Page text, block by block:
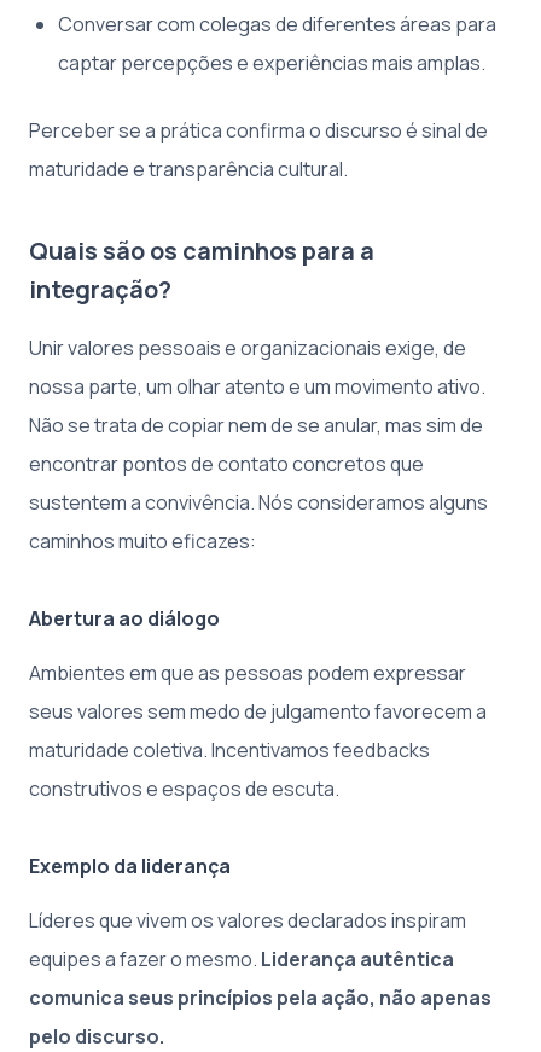
Conversar com colegas de diferentes áreas para
captar percepções e experiências mais amplas.
Perceber se a prática confirma o discurso é sinal de
maturidade e transparência cultural.
Quais são os caminhos para a
integração?
Unir valores pessoais e organizacionais exige, de
nossa parte, um olhar atento e um movimento ativo.
Não se trata de copiar nem de se anular, mas sim de
encontrar pontos de contato concretos que
sustentem a convivência. Nós consideramos alguns
caminhos muito eficazes:
Abertura ao diálogo
Ambientes em que as pessoas podem expressar
seus valores sem medo de julgamento favorecem a
maturidade coletiva. Incentivamos feedbacks
construtivos e espaços de escuta.
Exemplo da liderança
Líderes que vivem os valores declarados inspiram
equipes a fazer o mesmo. Liderança autêntica
comunica seus princípios pela ação, não apenas
pelo discurso.